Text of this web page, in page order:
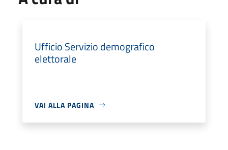
Ufficio Servizio demografico
elettorale
VAI ALLA PAGINA